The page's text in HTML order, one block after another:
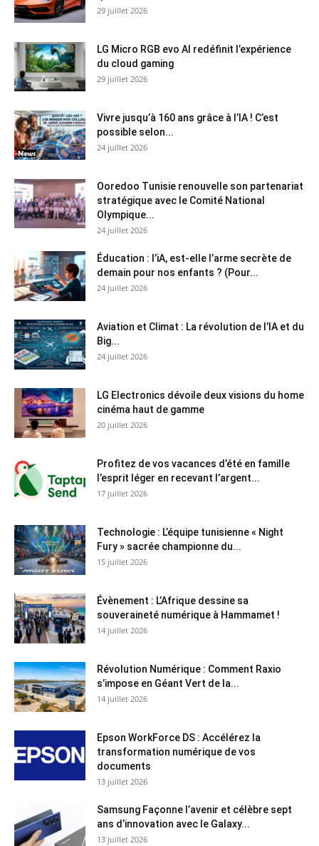
29 juillet 2026
LG Micro RGB evo AI redéfinit l’expérience
du cloud gaming
29 juillet 2026
Vivre jusqu’à 160 ans grâce à l’IA ! C’est
possible selon...
24 juillet 2026
Ooredoo Tunisie renouvelle son partenariat
stratégique avec le Comité National
Olympique...
24 juillet 2026
Éducation : l’iA, est-elle l’arme secrète de
demain pour nos enfants ? (Pour...
24 juillet 2026
Aviation et Climat : La révolution de l’IA et du
Big...
24 juillet 2026
LG Electronics dévoile deux visions du home
cinéma haut de gamme
20 juillet 2026
Profitez de vos vacances d’été en famille
l’esprit léger en recevant l’argent...
17 juillet 2026
Technologie : L’équipe tunisienne « Night
Fury » sacrée championne du...
15 juillet 2026
Évènement : L’Afrique dessine sa
souveraineté numérique à Hammamet !
14 juillet 2026
Révolution Numérique : Comment Raxio
s’impose en Géant Vert de la...
14 juillet 2026
Epson WorkForce DS : Accélérez la
transformation numérique de vos
documents
13 juillet 2026
Samsung Façonne l’avenir et célèbre sept
ans d’innovation avec le Galaxy...
13 juillet 2026